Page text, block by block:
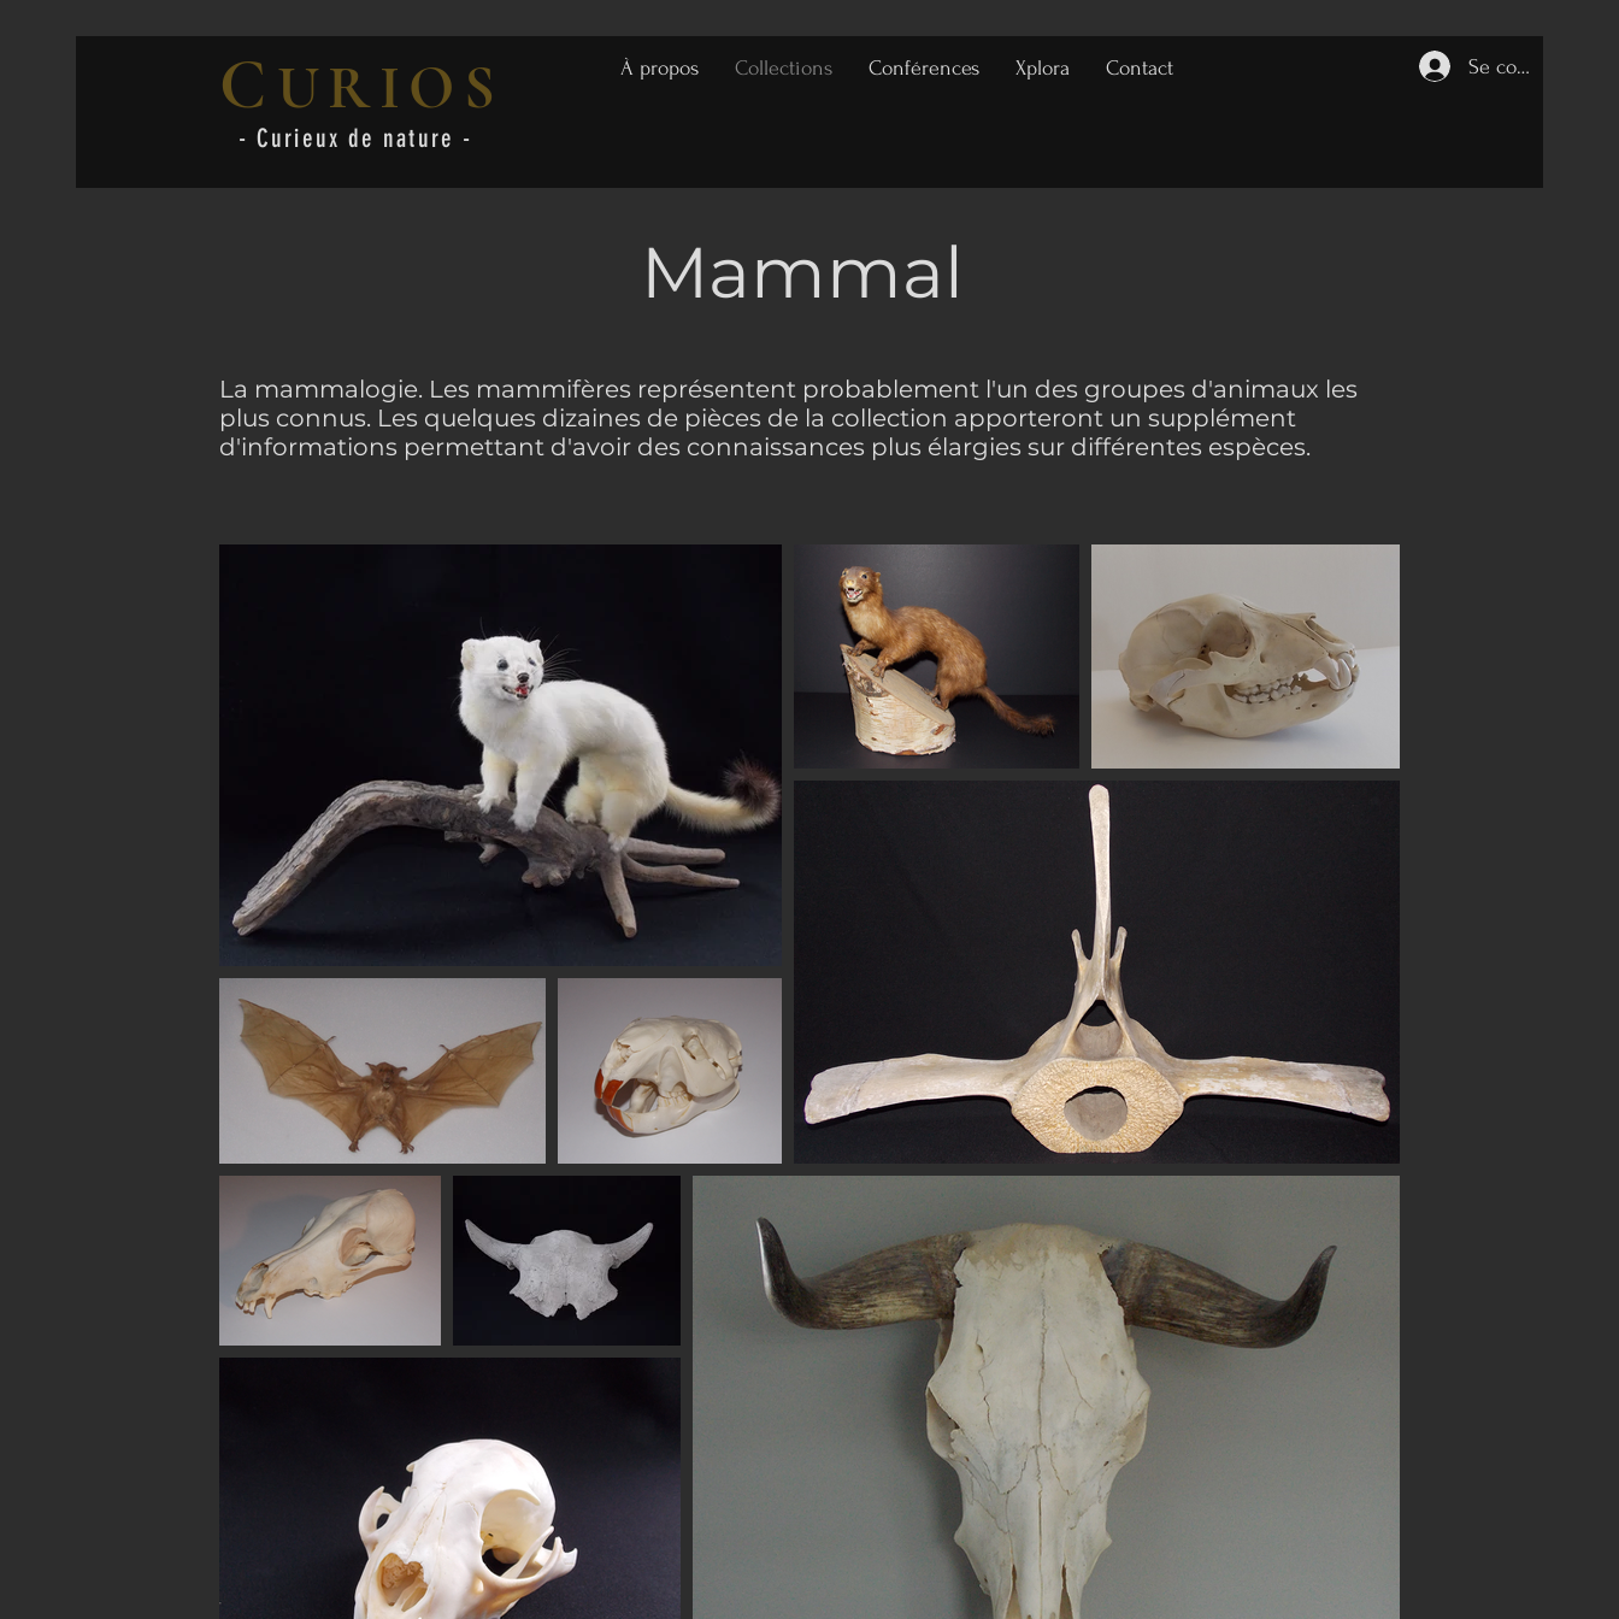
C URIOS
- Curieux de nature -
À propos Collections Conférences Xplora Contact Se connecter
Mammal
La mammalogie. Les mammifères représentent probablement l'un des groupes d'animaux les
plus connus. Les quelques dizaines de pièces de la collection apporteront un supplément
d'informations permettant d'avoir des connaissances plus élargies sur différentes espèces.